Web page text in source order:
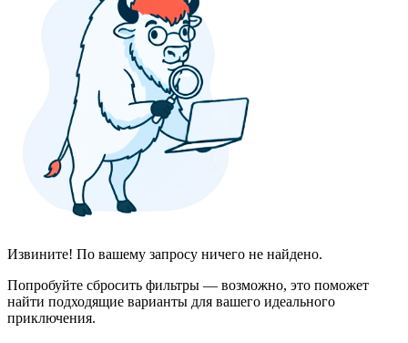
Извините! По вашему запросу ничего не найдено.
Попробуйте сбросить фильтры — возможно, это поможет
найти подходящие варианты для вашего идеального
приключения.